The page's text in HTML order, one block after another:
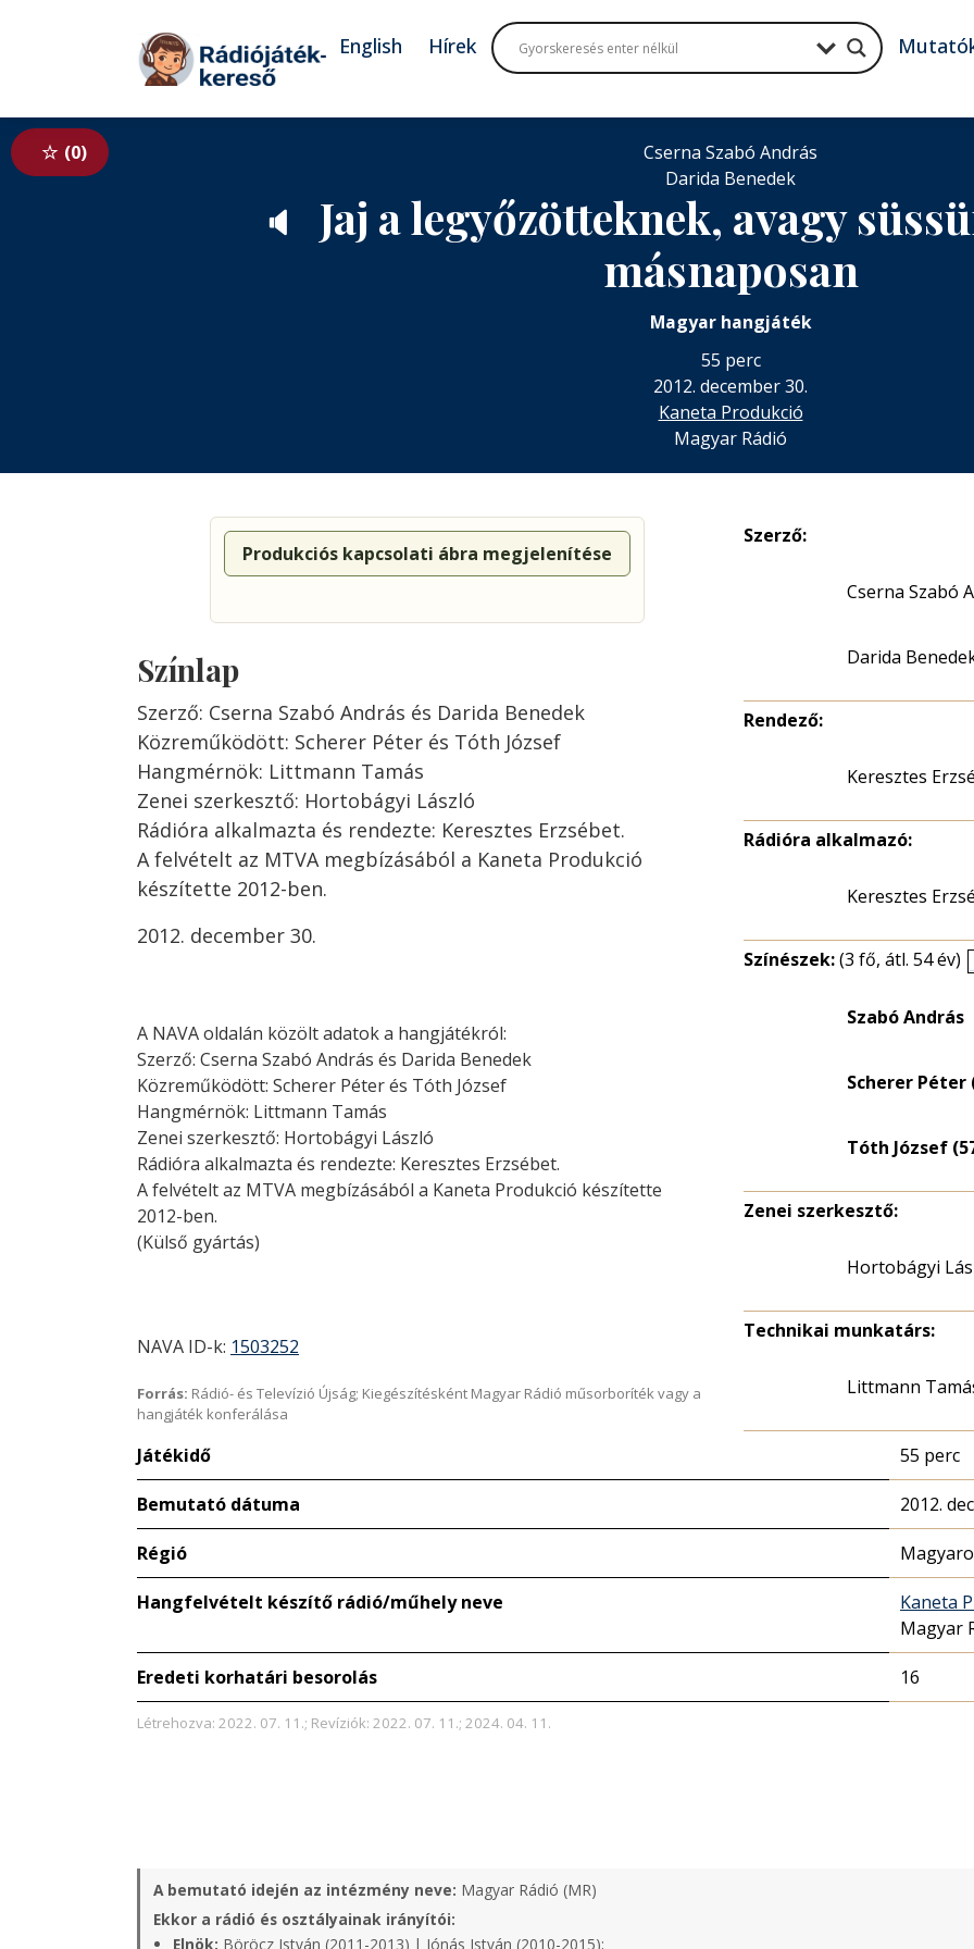
Tovább a tartalomhoz
English Hírek
0
Cserna Szabó András
Darida Benedek
🔈
Jaj a legyőzötteknek, avagy
másnaposan
Magyar hangjáték
55 perc
2012. december 30.
Kaneta Produkció
Magyar Rádió
Produkciós kapcsolati ábra megjelenítése
Színlap
Szerző: Cserna Szabó András és Darida Benedek
Közreműködött: Scherer Péter és Tóth József
Hangmérnök: Littmann Tamás
Zenei szerkesztő: Hortobágyi László
Rádióra alkalmazta és rendezte: Keresztes Erzsébet.
A felvételt az MTVA megbízásából a Kaneta Produkció
készítette 2012-ben.
2012. december 30.
A NAVA oldalán közölt adatok a hangjátékról:
Szerző: Cserna Szabó András és Darida Benedek
Közreműködött: Scherer Péter és Tóth József
Hangmérnök: Littmann Tamás
Zenei szerkesztő: Hortobágyi László
Rádióra alkalmazta és rendezte: Keresztes Erzsébet.
A felvételt az MTVA megbízásából a Kaneta Produkció készítette
2012-ben.
(Külső gyártás)
NAVA ID-k: 1503252
Forrás: Rádió- és Televízió Újság; Kiegészítésként Magyar Rádió műsorboríték vagy a
hangjáték konferálása
Szerző:
Cserna Szabó
Darida
Rendező:
Keresztes
Rádióra alkalmazó:
Keresztes
Színészek:(3 fő, átl. 54 év)
Szabó András
Scherer Péter
Tóth József
Zenei szerkesztő:
Hortobágyi
Technikai munkatárs:
Littmann
Játékidő 55 perc
Bemutató dátuma 2012.
Régió
Hangfelvételt készítő rádió/műhely neve
Kaneta
Magyar
Eredeti korhatári besorolás 16
Létrehozva: 2022. 07. 11.; Revíziók: 2022. 07. 11.; 2024. 04. 11.
A bemutató idején az intézmény neve: Magyar Rádió (MR)
Ekkor a rádió és osztályainak irányítói:
Elnök: Böröcz István (2011-2013) | Jónás István (2010-2015);